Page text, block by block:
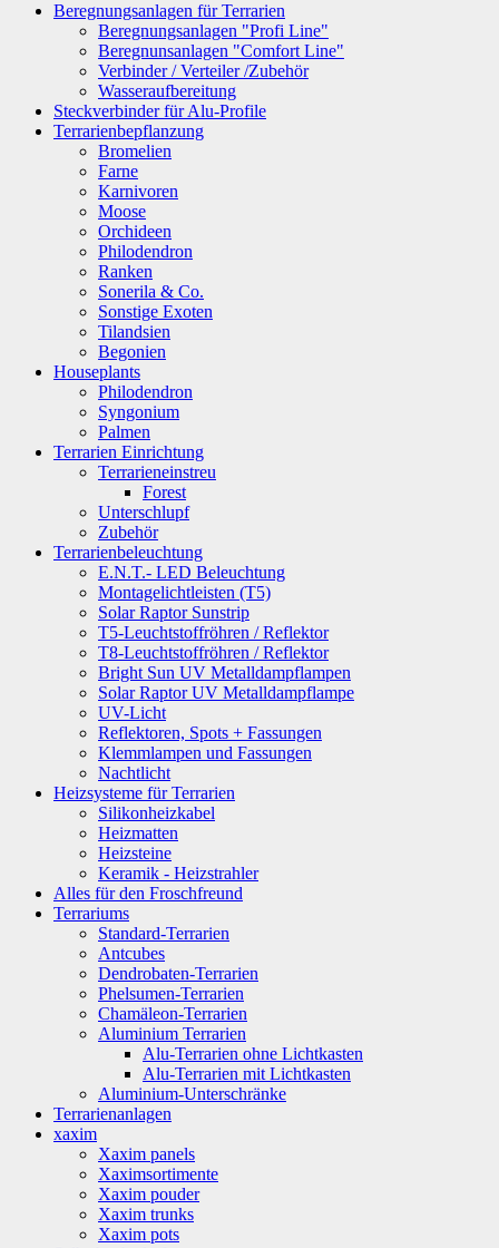
Beregnungsanlagen für Terrarien
Beregnungsanlagen "Profi Line"
Beregnunsanlagen "Comfort Line"
Verbinder / Verteiler /Zubehör
Wasseraufbereitung
Steckverbinder für Alu-Profile
Terrarienbepflanzung
Bromelien
Farne
Karnivoren
Moose
Orchideen
Philodendron
Ranken
Sonerila & Co.
Sonstige Exoten
Tilandsien
Begonien
Houseplants
Philodendron
Syngonium
Palmen
Terrarien Einrichtung
Terrarieneinstreu
Forest
Unterschlupf
Zubehör
Terrarienbeleuchtung
E.N.T.- LED Beleuchtung
Montagelichtleisten (T5)
Solar Raptor Sunstrip
T5-Leuchtstoffröhren / Reflektor
T8-Leuchtstoffröhren / Reflektor
Bright Sun UV Metalldampflampen
Solar Raptor UV Metalldampflampe
UV-Licht
Reflektoren, Spots + Fassungen
Klemmlampen und Fassungen
Nachtlicht
Heizsysteme für Terrarien
Silikonheizkabel
Heizmatten
Heizsteine
Keramik - Heizstrahler
Alles für den Froschfreund
Terrariums
Standard-Terrarien
Antcubes
Dendrobaten-Terrarien
Phelsumen-Terrarien
Chamäleon-Terrarien
Aluminium Terrarien
Alu-Terrarien ohne Lichtkasten
Alu-Terrarien mit Lichtkasten
Aluminium-Unterschränke
Terrarienanlagen
xaxim
Xaxim panels
Xaximsortimente
Xaxim pouder
Xaxim trunks
Xaxim pots